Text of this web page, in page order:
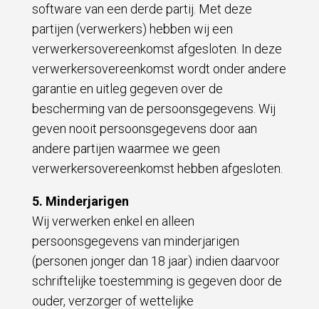
software van een derde partij. Met deze
partijen (verwerkers) hebben wij een
verwerkersovereenkomst afgesloten. In deze
verwerkersovereenkomst wordt onder andere
garantie en uitleg gegeven over de
bescherming van de persoonsgegevens. Wij
geven nooit persoonsgegevens door aan
andere partijen waarmee we geen
verwerkersovereenkomst hebben afgesloten.
5. Minderjarigen
Wij verwerken enkel en alleen
persoonsgegevens van minderjarigen
(personen jonger dan 18 jaar) indien daarvoor
schriftelijke toestemming is gegeven door de
ouder, verzorger of wettelijke